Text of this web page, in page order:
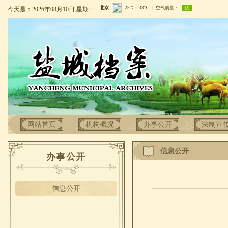
今天是：2026年08月10日 星期一
网站首页 机构概况 办事公开 法制宣
办事公开
信息公开
信息公开